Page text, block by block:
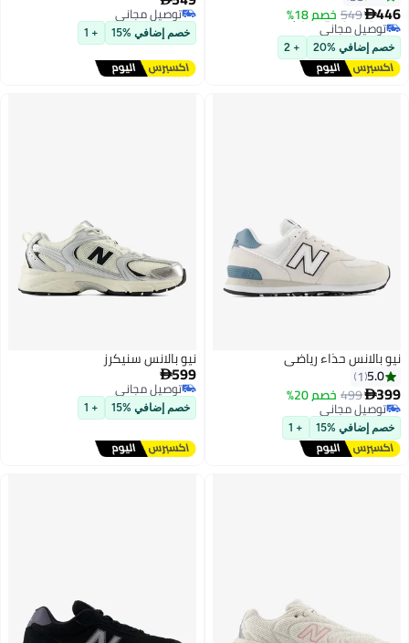
خصم 18%
يوم
يوم + 2
توصيل مجاني
توصيل مجاني
خصم إضافي %15 + 1
رياضي
خصم 20%
+ 1
نيو بالانس سنيكرز
توصيل مجاني
توصيل مجاني
خصم إضافي %15 + 1